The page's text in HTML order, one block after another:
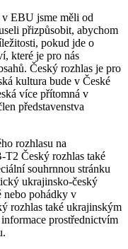
v EBU jsme měli od
přizpůsobit, abychom
pokud jde o
které je pro nás
Český rozhlas je pro
kultura bude v České
více přítomná v
představenstva
rozhlasu na
Český rozhlas také
souhrnnou stránku
ukrajinsko-český
nebo pohádky v
rozhlas také ukrajinským
prostřednictvím